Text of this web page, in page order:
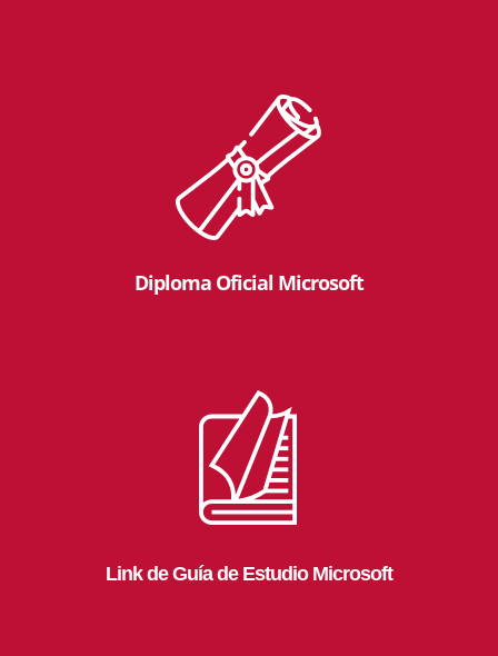
Diploma Oficial Microsoft
Link de Guía de Estudio Microsoft